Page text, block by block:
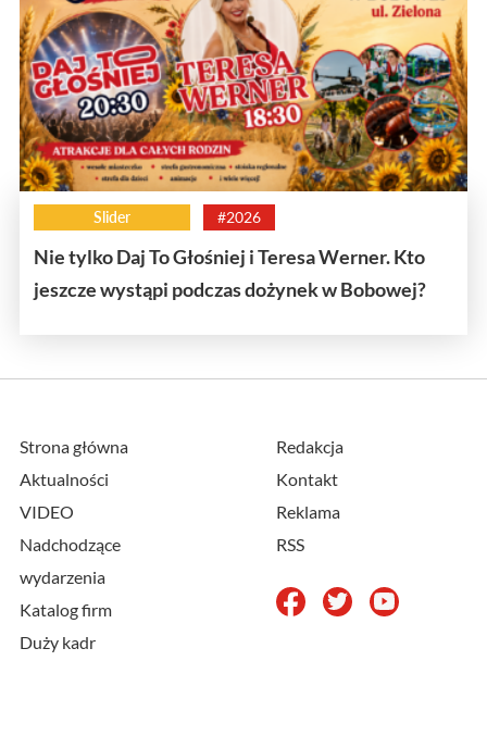
Slider #2026
Nie tylko Daj To Głośniej i Teresa Werner. Kto
jeszcze wystąpi podczas dożynek w Bobowej?
Strona główna
Aktualności
VIDEO
Nadchodzące
wydarzenia
Katalog firm
Duży kadr
Redakcja
Kontakt
Reklama
RSS